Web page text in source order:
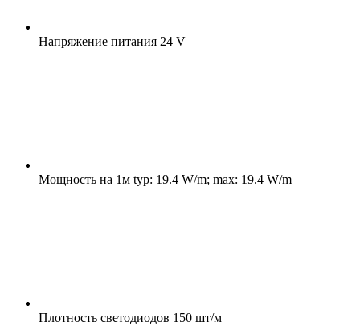
Напряжение питания 24 V
Мощность на 1м typ: 19.4 W/m; max: 19.4 W/m
Плотность светодиодов 150 шт/м